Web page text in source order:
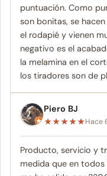
puntuación. Como
son bonitas, se
el rodapié y vienen
negativo es el
la melamina en el
los tiradores son de
Piero BJ
★★★★★Hace
Producto, servicio y
medida que en